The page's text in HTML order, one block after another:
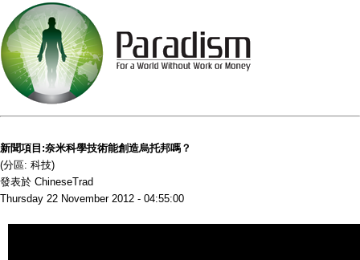
新聞項目:奈米科學技術能創造烏托邦嗎？
(分區: 科技)
發表於 ChineseTrad
Thursday 22 November 2012 - 04:55:00